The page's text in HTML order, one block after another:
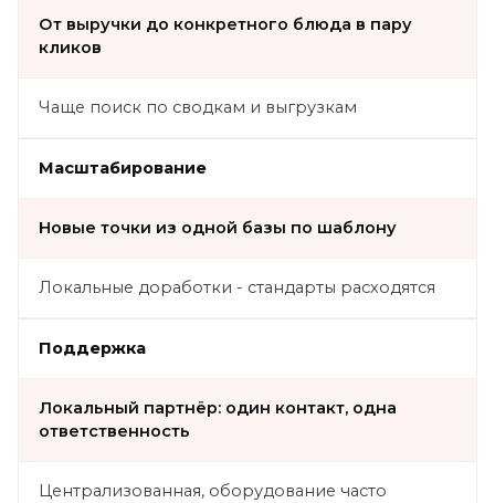
От выручки до конкретного блюда в пару
кликов
Чаще поиск по сводкам и выгрузкам
Масштабирование
Новые точки из одной базы по шаблону
Локальные доработки - стандарты расходятся
Поддержка
Локальный партнёр: один контакт, одна
ответственность
Централизованная, оборудование часто